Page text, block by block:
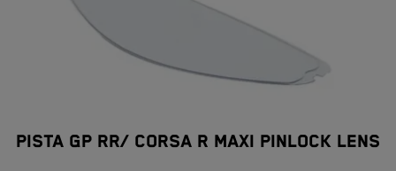
PISTA GP RR/ CORSA R MAXI PINLOCK LENS